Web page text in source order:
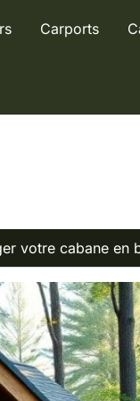
Carports
votre cabane en